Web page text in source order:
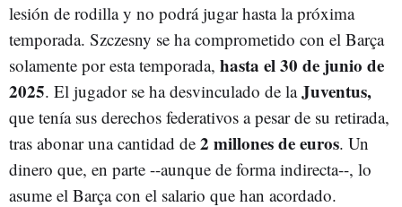
lesión de rodilla y no podrá jugar hasta la próxima
temporada. Szczesny se ha comprometido con el Barça
solamente por esta temporada, hasta el 30 de junio de
2025. El jugador se ha desvinculado de laJuventus,
que tenía sus derechos federativos a pesar de su retirada,
tras abonar una cantidad de 2 millones de euros. Un
dinero que, en parte --aunque de forma indirecta--, lo
asume el Barça con el salario que han acordado.